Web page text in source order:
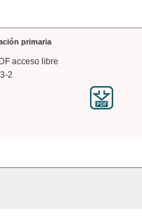
primaria
acceso libre
2